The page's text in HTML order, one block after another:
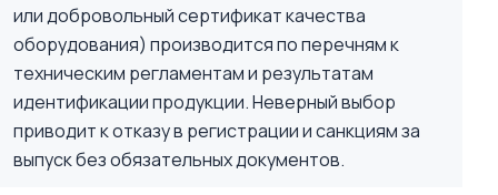
или добровольный сертификат качества
оборудования) производится по перечням к
техническим регламентам и результатам
идентификации продукции. Неверный выбор
приводит к отказу в регистрации и санкциям за
выпуск без обязательных документов.